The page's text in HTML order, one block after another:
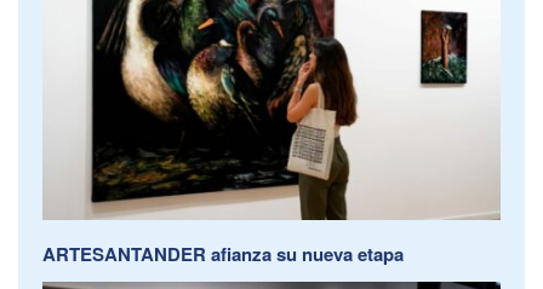
ARTESANTANDER afianza su nueva etapa